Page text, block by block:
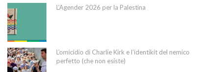
L’Agender 2026 per la Palestina
L’omicidio di Charlie Kirk e l’identikit del nemico
perfetto (che non esiste)